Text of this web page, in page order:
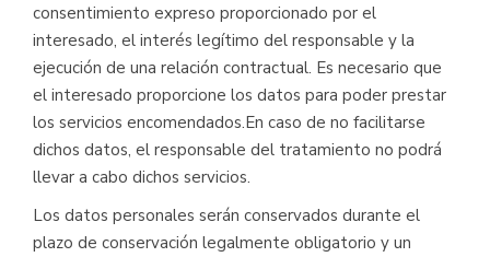
consentimiento expreso proporcionado por el
interesado, el interés legítimo del responsable y la
ejecución de una relación contractual. Es necesario que
el interesado proporcione los datos para poder prestar
los servicios encomendados.En caso de no facilitarse
dichos datos, el responsable del tratamiento no podrá
llevar a cabo dichos servicios.
Los datos personales serán conservados durante el
plazo de conservación legalmente obligatorio y un